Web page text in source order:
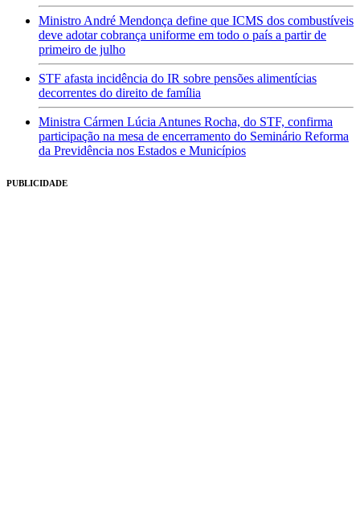
Ministro André Mendonça define que ICMS dos combustíveis
deve adotar cobrança uniforme em todo o país a partir de
primeiro de julho
STF afasta incidência do IR sobre pensões alimentícias
decorrentes do direito de família
Ministra Cármen Lúcia Antunes Rocha, do STF, confirma
participação na mesa de encerramento do Seminário Reforma
da Previdência nos Estados e Municípios
PUBLICIDADE